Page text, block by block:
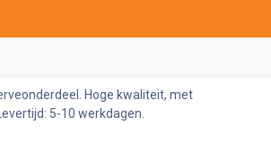
Hoge kwaliteit, met
5-10 werkdagen.